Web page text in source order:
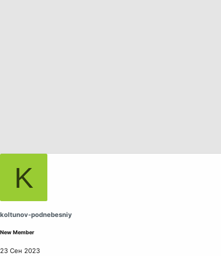
K
koltunov-podnebesniy
New Member
23 Сен 2023